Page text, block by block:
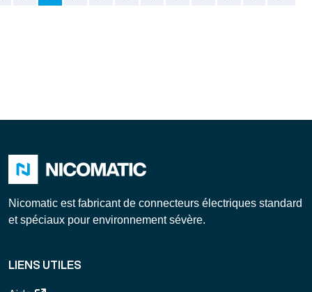
Nicomatic est fabricant de connecteurs électriques standard
et spéciaux pour environnement sévère.
LIENS UTILES